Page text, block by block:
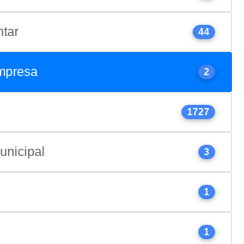
44
2
1727
3
1
1